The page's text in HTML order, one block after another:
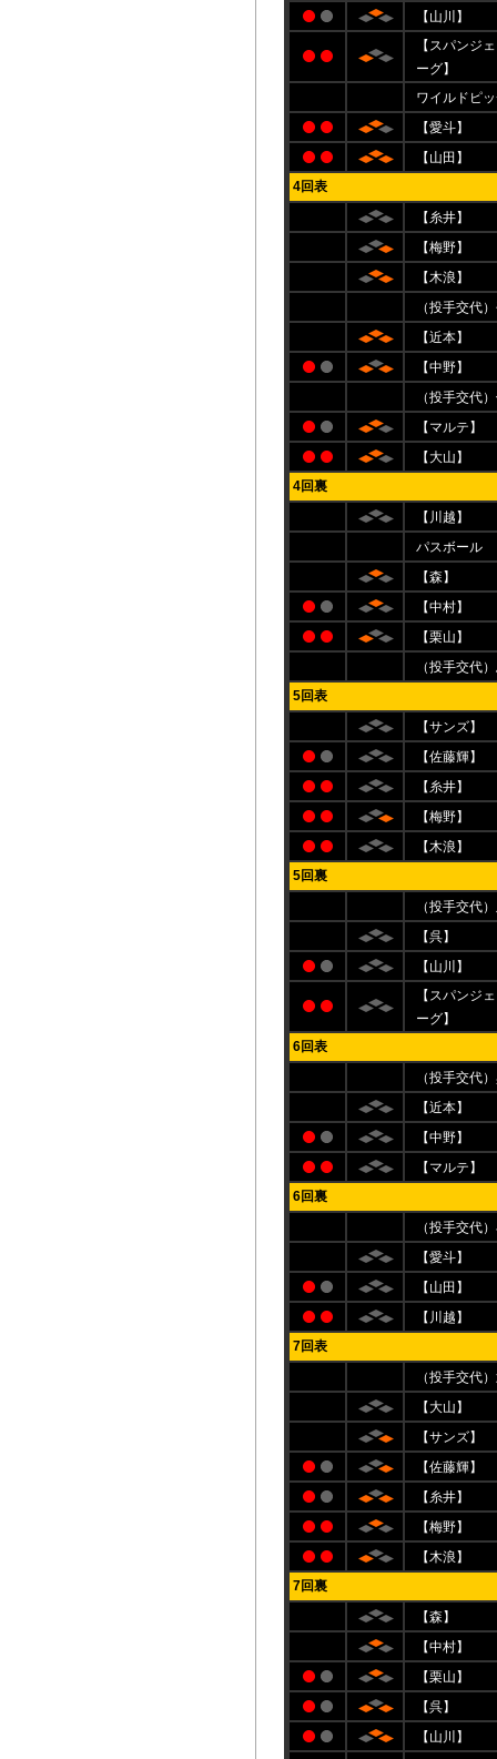
【山川】
【スパンジ
ーグ】
ワイルドピ
【愛斗】
【山田】
4回表
【糸井】
【梅野】
【木浪】
（投手交
【近本】
【中野】
（投手交
【マルテ】
【大山】
4回裏
【川越】
パスボール
【森】
【中村】
【栗山】
（投手交
5回表
【サンズ】
【佐藤輝】
【糸井】
【梅野】
【木浪】
5回裏
（投手交
【呉】
【山川】
【スパンジ
ーグ】
6回表
（投手交
【近本】
【中野】
【マルテ】
6回裏
（投手交
【愛斗】
【山田】
【川越】
7回表
（投手交
【大山】
【サンズ】
【佐藤輝】
【糸井】
【梅野】
【木浪】
7回裏
【森】
【中村】
【栗山】
【呉】
【山川】